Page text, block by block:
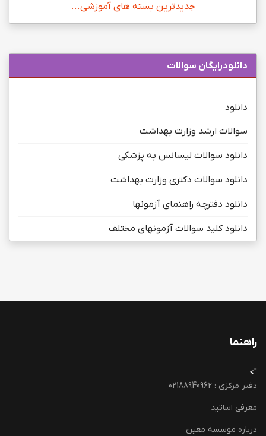
جدیدترین بسته های آموزشی...
دانلودرایگان سوالات
دانلود
سوالات ارشد وزارت بهداشت
دانلود سوالات لیسانس به پزشکی
دانلود سوالات دکتری وزارت بهداشت
دانلود دفترچه راهنمای آزمونها
دانلود کلید سوالات آزمونهای مختلف
راهنما
">
دفتر مرکزی : 02188940962
معرفی اساتید
درباره موسسه معین